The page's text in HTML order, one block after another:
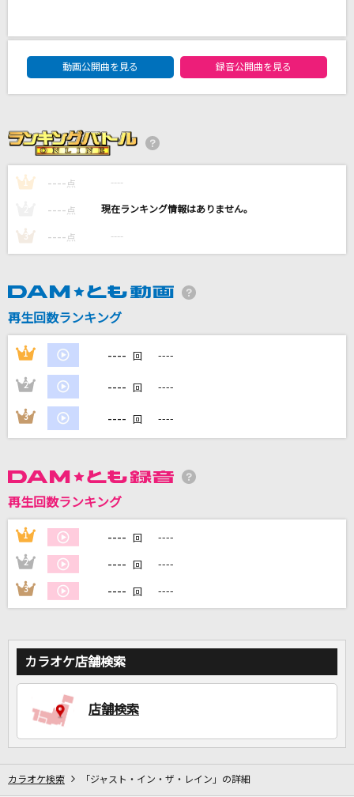
[生音]幸せ
玉置浩二
CUTIE STREETメドレー
CUTIE STREETメドレー
[プロオケ]千の風になって
ポルノグラフィティ
カラオケ最新情報をチェック！
DAM★ともボーカルエントリーランキング
動画公開曲を見る
録音公開曲を見る
1 ---- 点 ----
---- 点 ----
3 ---- 点 ----
再生回数ランキング
1 ---- 回 ----
2 ---- 回 ----
3 ---- 回 ----
再生回数ランキング
1 ---- 回 ----
2 ---- 回 ----
3 ---- 回 ----
カラオケ店舗検索
店舗検索
カラオケ検索 「ジャスト・イン・ザ・レイン」の詳細